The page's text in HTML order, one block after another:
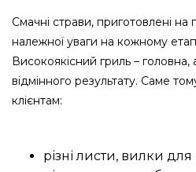
Смачні страви, приготовлені на
належної уваги на кожному
Високоякісний гриль –
відмінного результату. Саме
клієнтам:
різні листи, вилки